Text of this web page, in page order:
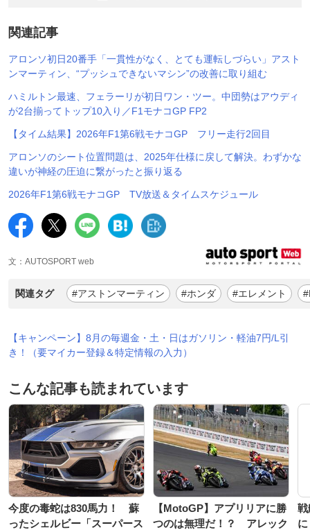
関連記事
アロンソ初日20番手「一貫性がなく、とても運転しづらい」アスト
ンマーティン、“プッシュできないマシン”の改善に取り組む
ハミルトン最速、フェラーリが初日ワン・ツー。中団勢はアウディ
が2台揃ってトップ10入り／F1モナコGP FP2
【タイム結果】2026年F1第6戦モナコGP フリー走行2回目
アロンソのシート位置問題は、2025年仕様に戻して解決。わずかな
違いが神経の圧迫に繋がったと振り返る
2026年F1第6戦モナコGP TV放送＆タイムスケジュール
文：AUTOSPORT web
関連タグ #アストンマーティン #ホンダ #エレメント
【キャンペーン】8月の毎週金・土・日はガソリン・軽油7円/L引
き！（要マイカー登録＆特定情報の入力）
こんな記事も読まれています
今度の毒蛇は830馬力！ 蘇
ったシェルビー「スーパース
【MotoGP】アプリリアに勝
つのは無理だ！？ アレック
戦